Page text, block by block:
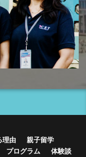
理由
親子留学
プログラム 体験談